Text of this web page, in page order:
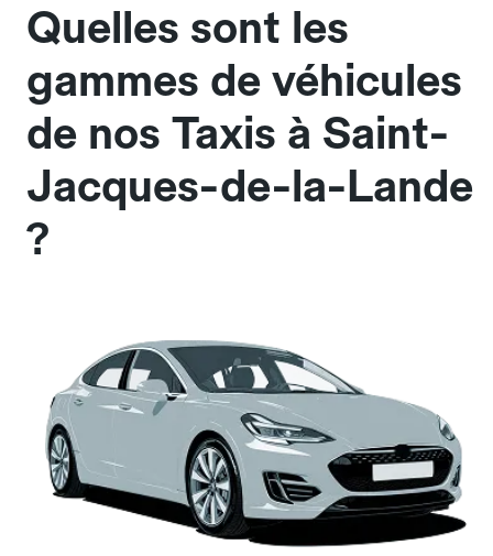
Quelles sont les
gammes de véhicules
de nos Taxis à Saint-
Jacques-de-la-Lande
?